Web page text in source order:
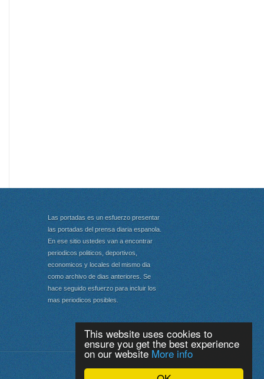
This website uses cookies to
ensure you get the best experience
on our website More info
Las portadas es un esfuerzo presentar
las portadas del prensa diaria espanola.
En ese sitio ustedes van a encontrar
periodicos politicos, deportivos,
economicos y locales del mismo dia
como archivo de dias anteriores. Se
hace seguido esfuerzo para incluir los
mas periodicos posibles.